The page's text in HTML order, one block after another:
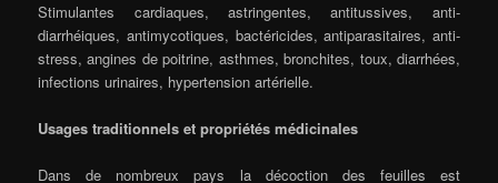
Stimulantes cardiaques, astringentes, antitussives, anti-
diarrhéiques, antimycotiques, bactéricides, antiparasitaires, anti-
stress, angines de poitrine, asthmes, bronchites, toux, diarrhées,
infections urinaires, hypertension artérielle.
Usages traditionnels et propriétés médicinales
Dans de nombreux pays la décoction des feuilles est